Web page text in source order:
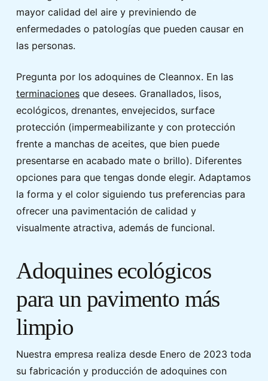
mayor calidad del aire y previniendo de
enfermedades o patologías que pueden causar en
las personas.
Pregunta por los adoquines de Cleannox. En las
terminacionesque desees. Granallados, lisos,
ecológicos, drenantes, envejecidos, surface
protección (impermeabilizante y con protección
frente a manchas de aceites, que bien puede
presentarse en acabado mate o brillo). Diferentes
opciones para que tengas donde elegir. Adaptamos
la forma y el color siguiendo tus preferencias para
ofrecer una pavimentación de calidad y
visualmente atractiva, además de funcional.
Adoquines ecológicos
para un pavimento más
limpio
Nuestra empresa realiza desde Enero de 2023 toda
su fabricación y producción de adoquines con